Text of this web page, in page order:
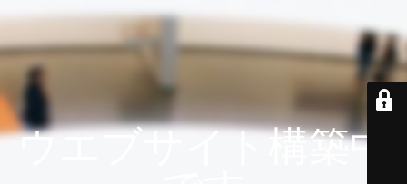
ウエブサイト構築中